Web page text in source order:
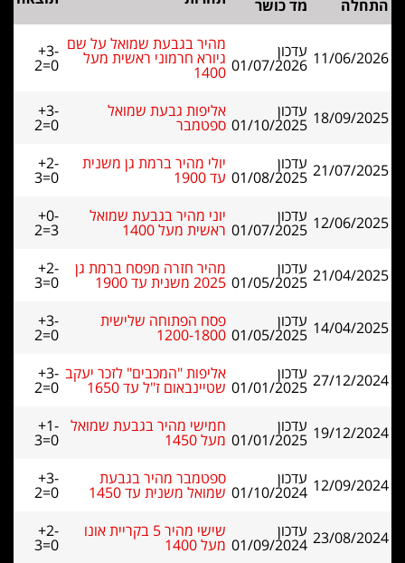
התחלה מד כושר
11/06/2026 עדכון
01/07/2026
מהיר בגבעת שמואל על שם
גיורא חרמוני ראשית מעל
1400
+3-
2=0
18/09/2025 עדכון
01/10/2025
אליפות גבעת שמואל
ספטמבר
+3-
2=0
21/07/2025 עדכון
01/08/2025
יולי מהיר ברמת גן משנית
עד 1900
+2-
3=0
12/06/2025 עדכון
01/07/2025
יוני מהיר בגבעת שמואל
ראשית מעל 1400
+0-
2=3
21/04/2025 עדכון
01/05/2025
מהיר חזרה מפסח ברמת גן
2025 משנית עד 1900
+2-
3=0
14/04/2025 עדכון
01/05/2025
פסח הפתוחה שלישית
1200-1800
+3-
2=0
27/12/2024 עדכון
01/01/2025
אליפות "המכבים" לזכר יעקב
שטיינבאום ז"ל עד 1650
+3-
2=0
19/12/2024 עדכון
01/01/2025
חמישי מהיר בגבעת שמואל
מעל 1450
+1-
3=0
12/09/2024 עדכון
01/10/2024
ספטמבר מהיר בגבעת
שמואל משנית עד 1450
+3-
2=0
23/08/2024 עדכון
01/09/2024
שישי מהיר 5 בקריית אונו
מעל 1400
+2-
3=0